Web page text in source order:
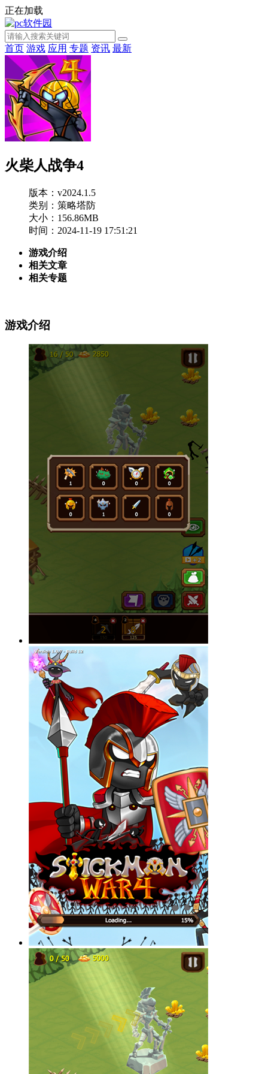
正在加载
首页 游戏 应用 专题 资讯 最新
火柴人战争4
版本：v2024.1.5
类别：策略塔防
大小：156.86MB
时间：2024-11-19 17:51:21
游戏介绍
相关文章
相关专题
游戏介绍